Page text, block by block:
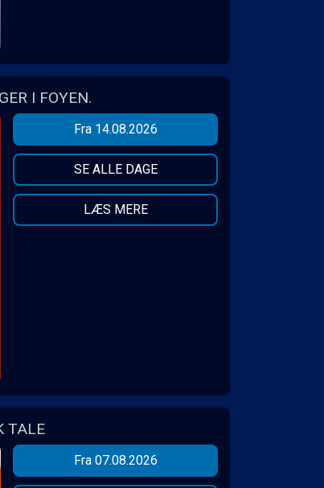
I FOYEN.
Fra 14.08.2026
SE ALLE DAGE
LÆS MERE
TALE
Fra 07.08.2026